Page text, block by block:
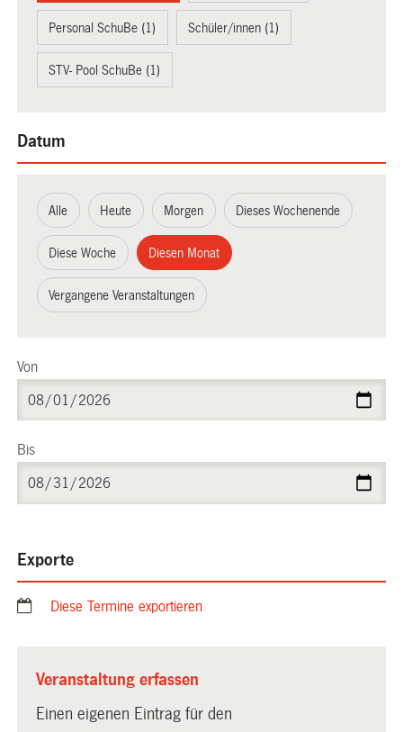
Personal SchuBe (1) Schüler/innen (1)
STV- Pool SchuBe (1)
Datum
Alle Heute Morgen Dieses Wochenende
Diese Woche Diesen Monat
Vergangene Veranstaltungen
Von
Bis
Exporte
Diese Termine exportieren
Veranstaltung erfassen
Einen eigenen Eintrag für den